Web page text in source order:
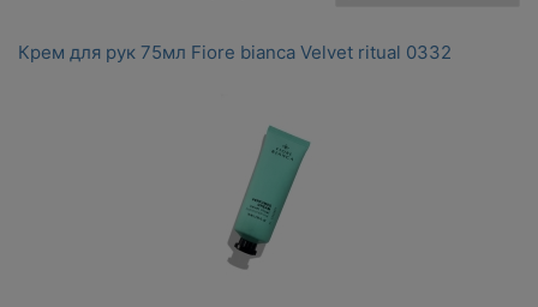
Крем для рук 75мл Fiore bianca Velvet ritual 0332